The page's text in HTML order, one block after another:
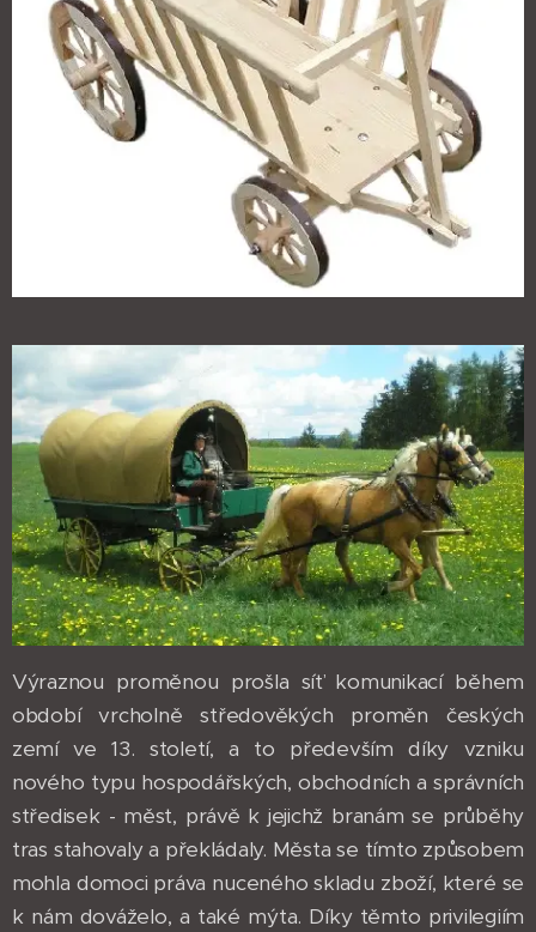
Výraznou proměnou prošla síť komunikací během
období vrcholně středověkých proměn českých
zemí ve 13. století, a to především díky vzniku
nového typu hospodářských, obchodních a správních
středisek - měst, právě k jejichž branám se průběhy
tras stahovaly a překládaly. Města se tímto způsobem
mohla domoci práva nuceného skladu zboží, které se
k nám dováželo, a také mýta. Díky těmto privilegiím